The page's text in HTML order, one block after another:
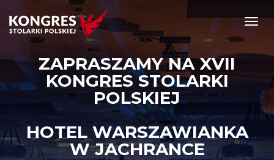
ZAPRASZAMY NA XVII
KONGRES STOLARKI
POLSKIEJ
HOTEL WARSZAWIANKA
W JACHRANCE